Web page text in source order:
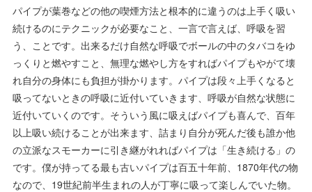
パイプが葉巻などの他の喫煙方法と根本的に違うのは上手く吸い
続けるのにテクニックが必要なこと、一言で言えば、呼吸を習
う、ことです。出来るだけ自然な呼吸でボールの中のタバコをゆ
っくりと燃やすこと、無理な燃やし方をすればパイプもやがて壊
れ自分の身体にも負担が掛かります。パイプは段々上手くなると
吸ってないときの呼吸に近付いていきます、呼吸が自然な状態に
近付いていくのです。そういう風に吸えばパイプも喜んで、百年
以上吸い続けることが出来ます、詰まり自分が死んだ後も誰か他
の立派なスモーカーに引き継がれればパイプは「生き続ける」の
です。僕が持ってる最も古いパイプは百五十年前、1870年代の物
なので、19世紀前半生まれの人が丁寧に吸って楽しんでいた物。